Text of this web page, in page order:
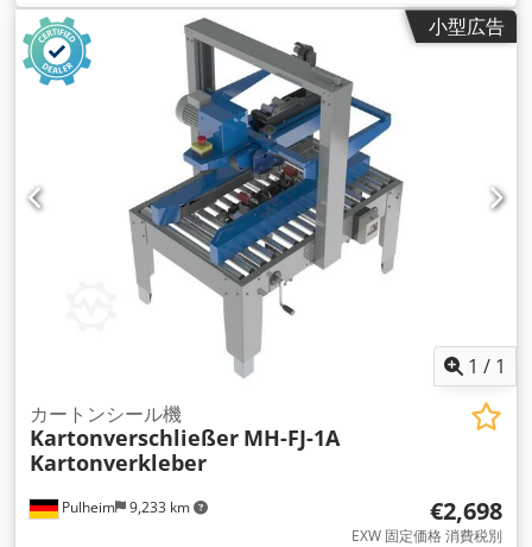
小型広告
1 / 1
Pulheim 9,233 km
カートンシール機
Kartonverschließer MH-FJ-1A
Kartonverkleber
€2,698
EXW 固定価格 消費税別